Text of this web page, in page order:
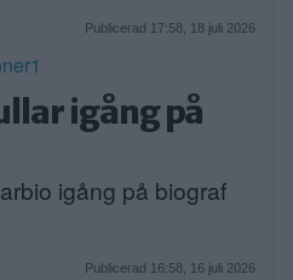
Publicerad 17:58, 18 juli 2026
igång på
igång på biograf
Publicerad 16:58, 16 juli 2026